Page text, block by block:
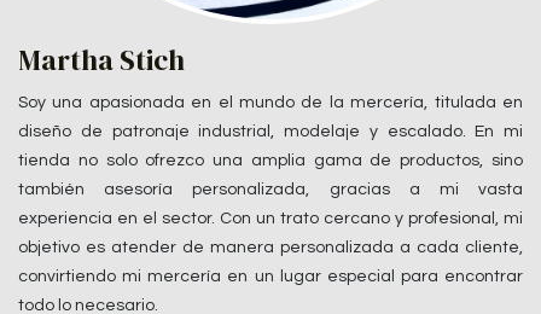
Martha Stich
Soy una apasionada en el mundo de la mercería, titulada en
diseño de patronaje industrial, modelaje y escalado. En mi
tienda no solo ofrezco una amplia gama de productos, sino
también asesoría personalizada, gracias a mi vasta
experiencia en el sector. Con un trato cercano y profesional, mi
objetivo es atender de manera personalizada a cada cliente,
convirtiendo mi mercería en un lugar especial para encontrar
todo lo necesario.